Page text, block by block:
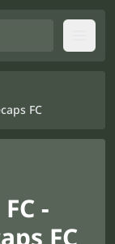
FC
-
FC